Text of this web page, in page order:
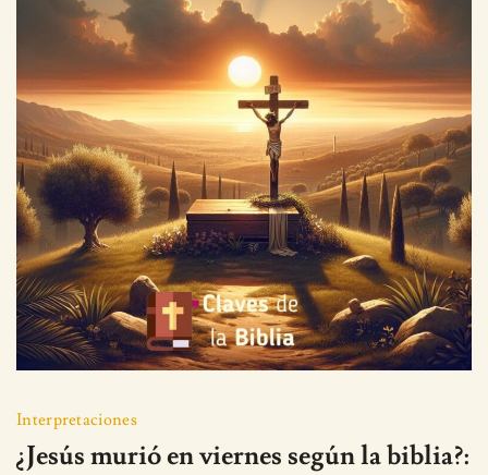
Interpretaciones
¿Jesús murió en viernes según la biblia?: